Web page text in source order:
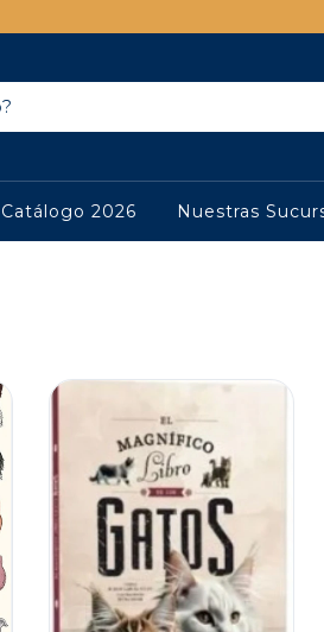
Catálogo 2026 Nuestras